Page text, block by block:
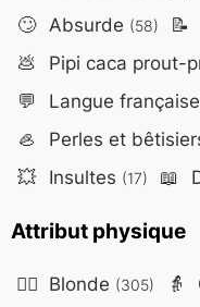
🙄 Absurde (58) 📝
💩 Pipi caca prout-
💬 Langue française
🦪 Perles et
💥 Insultes (17) 📖
Attribut physique
👱‍♀️ Blonde (305) 👵